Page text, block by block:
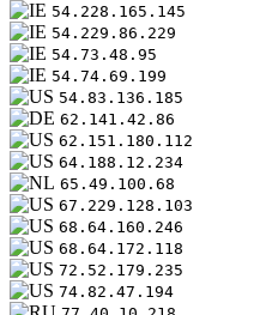
54.228.165.145
54.229.86.229
54.73.48.95
54.74.69.199
54.83.136.185
62.141.42.86
62.151.180.112
64.188.12.234
65.49.100.68
67.229.128.103
68.64.160.246
68.64.172.118
72.52.179.235
74.82.47.194